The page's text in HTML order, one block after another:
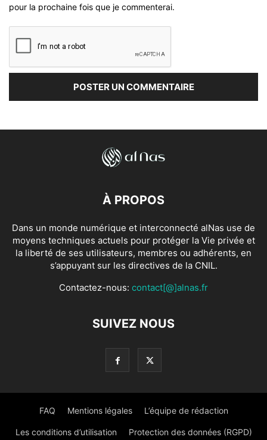
pour la prochaine fois que je commenterai.
À PROPOS
Dans un monde numérique et interconnecté alNas use de
moyens techniques actuels pour protéger la Vie privée et
la liberté de ses utilisateurs, membres ou adhérents, en
s’appuyant sur les directives de la CNIL.
Contactez-nous: contact[@]alnas.fr
SUIVEZ NOUS
FAQ Mentions légales L’équipe de rédaction
Les conditions d’utilisation Protection des données (RGPD)